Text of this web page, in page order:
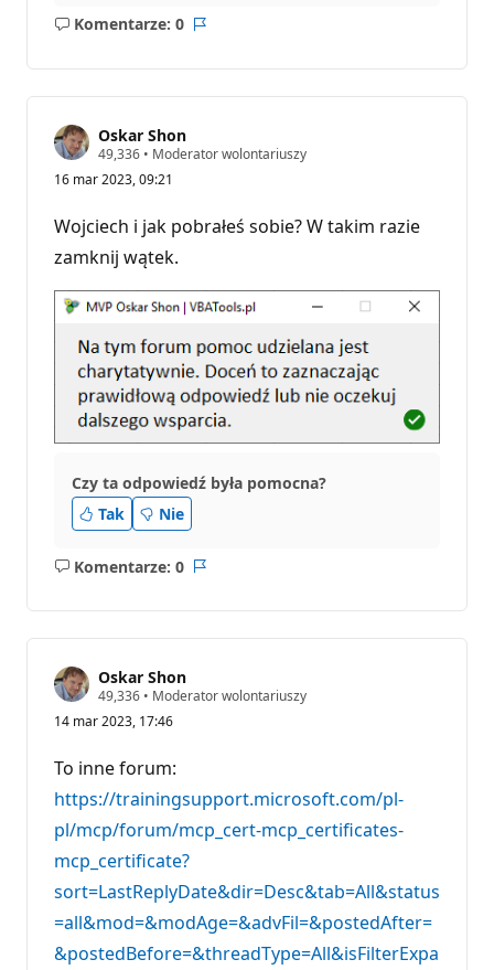
Komentarze: 0
Brak
Oskar Shon
49,336 P
n
t
y
r
e
u
t
a
c
j
i
• Moderator wolontariuszy
16 mar 2023, 09:21
Wojciech i jak pobrałeś sobie? W takim razie
zamknij wątek.
Czy ta odpowiedź była pomocna?
Tak
Nie
Komentarze: 0
Brak
Oskar Shon
49,336 P
n
t
y
r
e
p
t
c
i
• Moderator wolontariuszy
14 mar 2023, 17:46
To inne forum:
https://trainingsupport.microsoft.com/pl-
pl/mcp/forum/mcp_cert-mcp_certificates-
mcp_certificate?
sort=LastReplyDate&dir=Desc&tab=All&status
=all&mod=&modAge=&advFil=&postedAfter=
&postedBefore=&threadType=All&isFilterExpa